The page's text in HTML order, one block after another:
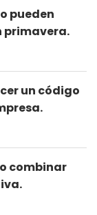
pueden
primavera.
un código
combinar